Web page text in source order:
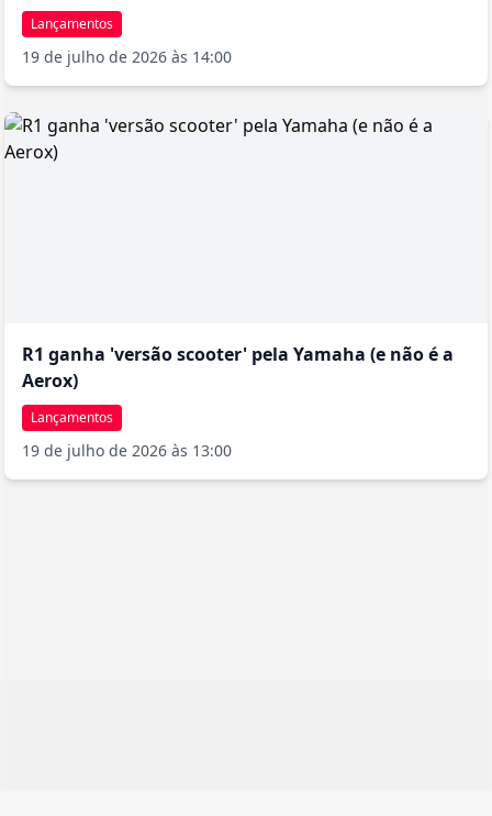
Lançamentos
19 de julho de 2026 às 14:00
R1 ganha 'versão scooter' pela Yamaha (e não é a
Aerox)
Lançamentos
19 de julho de 2026 às 13:00